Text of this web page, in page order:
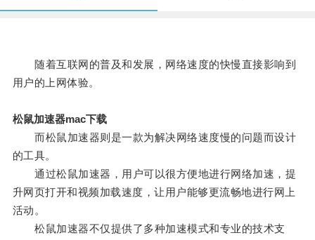
随着互联网的普及和发展，网络速度的快慢直接影响到
用户的上网体验。
松鼠加速器mac下载
而松鼠加速器则是一款为解决网络速度慢的问题而设计
的工具。
通过松鼠加速器，用户可以很方便地进行网络加速，提
升网页打开和视频加载速度，让用户能够更流畅地进行网上
活动。
松鼠加速器不仅提供了多种加速模式和专业的技术支